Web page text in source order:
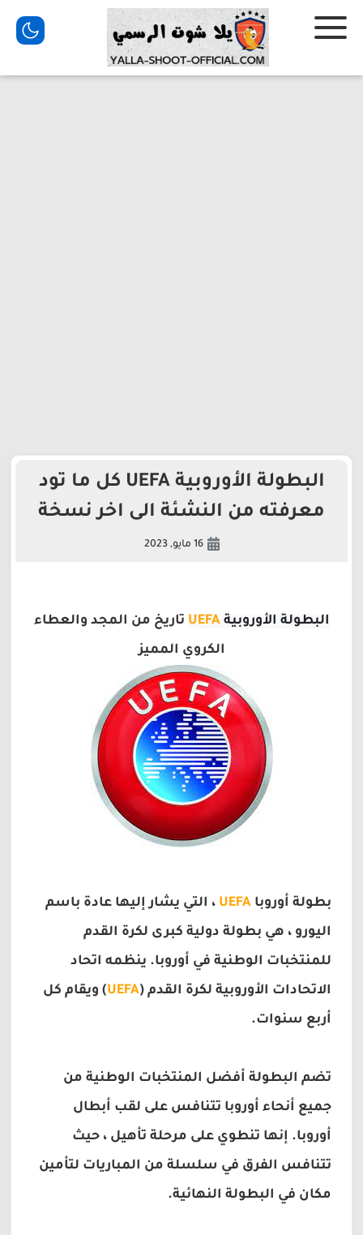
البطولة الأوروبية UEFA كل ما تود
معرفته من النشئة الى اخر نسخة
16 مايو, 2023
البطولة الأوروبية UEFA تاريخ من المجد والعطاء
الكروي المميز
بطولة أوروباUEFA ، التي يشار إليها عادة باسم
اليورو ، هي بطولة دولية كبرى لكرة القدم
للمنتخبات الوطنية في أوروبا. ينظمه اتحاد
الاتحادات الأوروبية لكرة القدم (UEFA) ويقام كل
أربع سنوات.
تضم البطولة أفضل المنتخبات الوطنية من
جميع أنحاء أوروبا تتنافس على لقب أبطال
أوروبا. إنها تنطوي على مرحلة تأهيل ، حيث
تتنافس الفرق في سلسلة من المباريات لتأمين
مكان في البطولة النهائية.